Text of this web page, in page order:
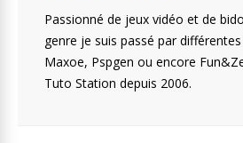
Passionné de jeux vidéo et de
genre je suis passé par
Maxoe, Pspgen ou encore
Tuto Station depuis 2006.